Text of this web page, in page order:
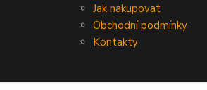
Jak nakupovat
Obchodní podmínky
Kontakty